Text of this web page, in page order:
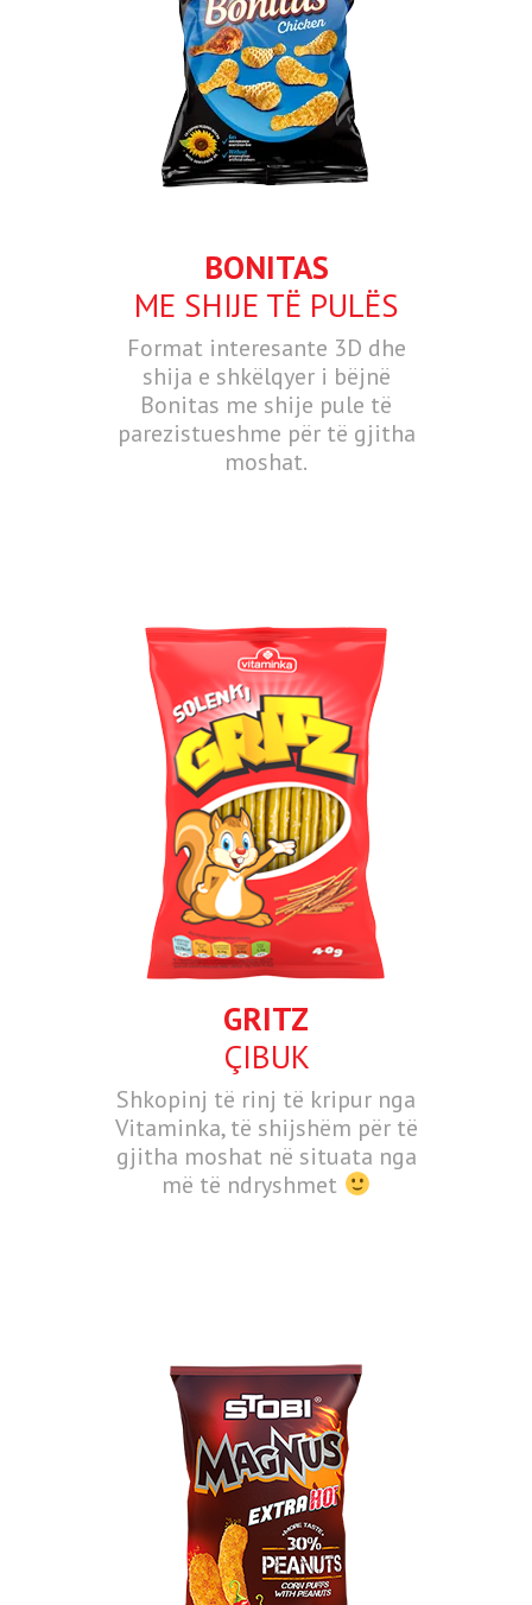
BONITAS
ME SHIJE TË PULËS
Format interesante 3D dhe
shija e shkëlqyer i bëjnë
Bonitas me shije pule të
parezistueshme për të gjitha
moshat.
GRITZ
ÇIBUK
Shkopinj të rinj të kripur nga
Vitaminka, të shijshëm për të
gjitha moshat në situata nga
më të ndryshmet